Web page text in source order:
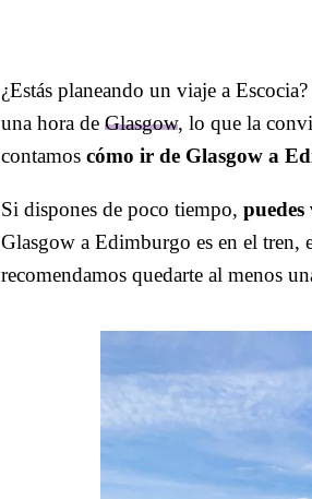
¿Estás planeando un viaje a Escocia?
una hora de Glasgow, lo que la
contamos cómo ir de Glasgow a
Si dispones de poco tiempo,
Glasgow a Edimburgo es en el tren,
recomendamos quedarte al menos